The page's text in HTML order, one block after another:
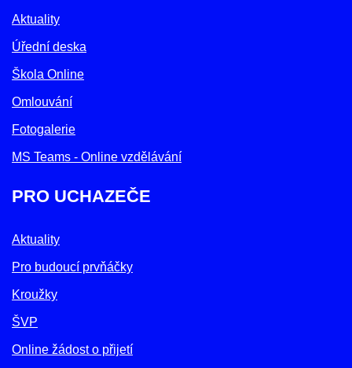
Aktuality
Úřední deska
Škola Online
Omlouvání
Fotogalerie
MS Teams - Online vzdělávání
PRO UCHAZEČE
Aktuality
Pro budoucí prvňáčky
Kroužky
ŠVP
Online žádost o přijetí